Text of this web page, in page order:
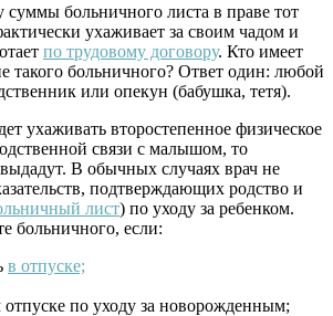
суммы больничного листа в праве тот
ухаживает за своим чадом и
по трудовому договору. Кто имеет
такого больничного? Ответ один: любой
или опекун (бабушка, тетя).
ухаживать второстепенное физическое
связи с малышом, то
В обычных случаях врач не
подтверждающих родство и
лист) по уходу за ребенком.
больничного, если:
в отпуске;
по уходу за новорожденным;